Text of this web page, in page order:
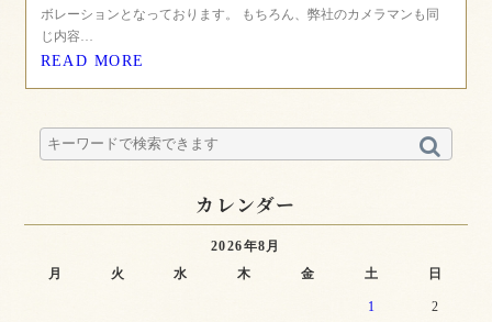
ボレーションとなっております。 もちろん、弊社のカメラマンも同
じ内容…
READ MORE
カレンダー
2026年8月
月
火 水 木 金 土 日
1 2